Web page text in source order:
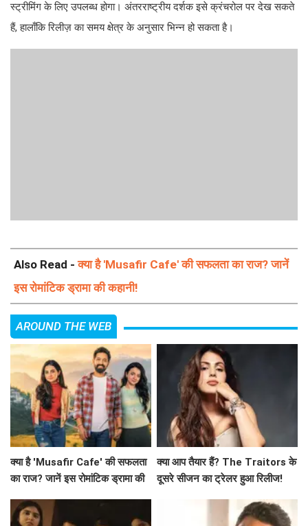
स्ट्रीमिंग के लिए उपलब्ध होगा। अंतरराष्ट्रीय दर्शक इसे क्रंचरोल पर देख सकते
हैं, हालाँकि रिलीज़ का समय क्षेत्र के अनुसार भिन्न हो सकता है।
Also Read -क्या है 'Musafir Cafe' की सफलता का राज? जानें
इस रोमांटिक ड्रामा की कहानी!
AROUND THE WEB
क्या है 'Musafir Cafe' की सफलता
का राज? जानें इस रोमांटिक ड्रामा की
क्या आप तैयार हैं? The Traitors के
दूसरे सीजन का ट्रेलर हुआ रिलीज!